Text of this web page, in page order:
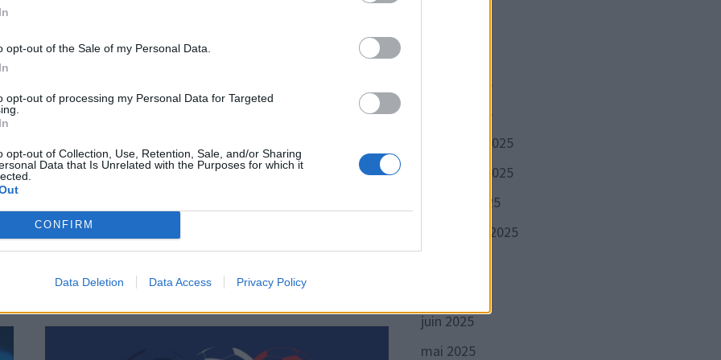
opt-out of the Sale of my Personal Data.
opt-out of processing my Personal Data for Targeted
opt-out of Collection, Use, Retention, Sale, and/or Sharing
Data that Is Unrelated with the Purposes for which it
CONFIRM
Data Deletion Data Access Privacy Policy
Quelles sont les clés d’une relation
parHistoire Au Masculin 24 septembre 2023
vouloir passer chaque instant avec son partenaire.
Cependant, une réflexion intéressante se dessine : la clé
…
février 2026
janvier 2026
décembre 2025
novembre 2025
octobre 2025
septembre 2025
juin 2025
mai 2025